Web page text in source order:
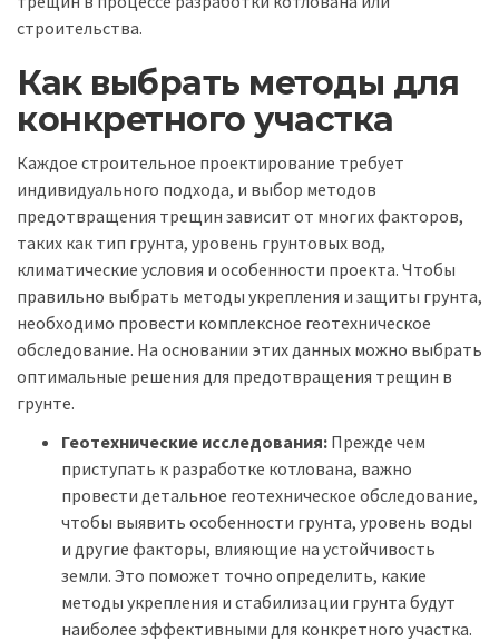
строительства.
Как выбрать методы для
конкретного участка
Каждое строительное проектирование требует
индивидуального подхода, и выбор методов
предотвращения трещин зависит от многих факторов,
таких как тип грунта, уровень грунтовых вод,
климатические условия и особенности проекта. Чтобы
правильно выбрать методы укрепления и защиты грунта,
необходимо провести комплексное геотехническое
обследование. На основании этих данных можно выбрать
оптимальные решения для предотвращения трещин в
грунте.
Геотехнические исследования: Прежде чем
приступать к разработке котлована, важно
провести детальное геотехническое обследование,
чтобы выявить особенности грунта, уровень воды
и другие факторы, влияющие на устойчивость
земли. Это поможет точно определить, какие
методы укрепления и стабилизации грунта будут
наиболее эффективными для конкретного участка.